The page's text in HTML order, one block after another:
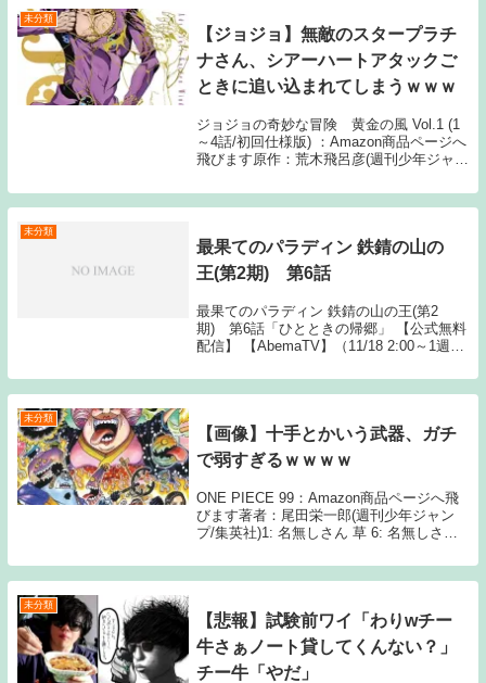
未分類
【ジョジョ】無敵のスタープラチ
ナさん、シアーハートアタックご
ときに追い込まれてしまうｗｗｗ
ジョジョの奇妙な冒険 黄金の風 Vol.1 (1
～4話/初回仕様版) ：Amazon商品ページへ
飛びます原作：荒木飛呂彦(週刊少年ジャン
ィッドプロダクション1: 名無しさん どこ
が無敵やねんコレェ！ ...
未分類
最果てのパラディン 鉄錆の山の
王(第2期) 第6話
最果てのパラディン 鉄錆の山の王(第2
期) 第6話「ひとときの帰郷」 【公式無料
配信】 【AbemaTV】（11/18 2:00～1週
【Hulu】 【ABEMA】 【Lemino The post
...
未分類
【画像】十手とかいう武器、ガチ
で弱すぎるｗｗｗｗ
ONE PIECE 99：Amazon商品ページへ飛
びます著者：尾田栄一郎(週刊少年ジャン
プ/集英社)1: 名無しさん 草 6: 名無しさん
にて最強。 177: 名無しさん >>4 いや絶対
刀の...
未分類
【悲報】試験前ワイ「わりwチー
牛さぁノート貸してくんない？」
チー牛「やだ」